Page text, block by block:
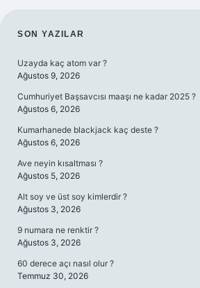
SIDEBAR
SON YAZILAR
Uzayda kaç atom var ?
Ağustos 9, 2026
Cumhuriyet Başsavcısı maaşı ne kadar 2025 ?
Ağustos 6, 2026
Kumarhanede blackjack kaç deste ?
Ağustos 6, 2026
Ave neyin kısaltması ?
Ağustos 5, 2026
Alt soy ve üst soy kimlerdir ?
Ağustos 3, 2026
9 numara ne renktir ?
Ağustos 3, 2026
60 derece açı nasıl olur ?
Temmuz 30, 2026